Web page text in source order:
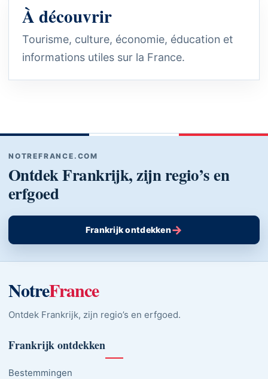
À découvrir
Tourisme, culture, économie, éducation et
informations utiles sur la France.
NOTREFRANCE.COM
Ontdek Frankrijk, zijn regio’s en
erfgoed
Frankrijk ontdekken→
NotreFrance
Ontdek Frankrijk, zijn regio’s en erfgoed.
Frankrijk ontdekken
Bestemmingen